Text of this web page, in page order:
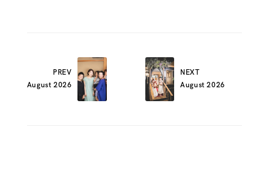
PREV
August 2026
NEXT
August 2026